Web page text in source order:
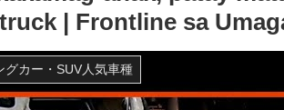
| Frontline sa
グカー・SUV人気車種